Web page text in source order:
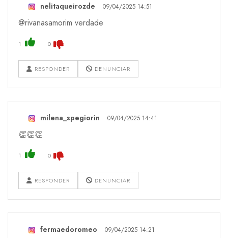
nelitaqueirozde 09/04/2025 14:51
@rivanasamorim verdade
1 0
RESPONDER DENUNCIAR
milena_spegiorin 09/04/2025 14:41
👏👏👏
1 0
RESPONDER DENUNCIAR
fermaedoromeo 09/04/2025 14:21